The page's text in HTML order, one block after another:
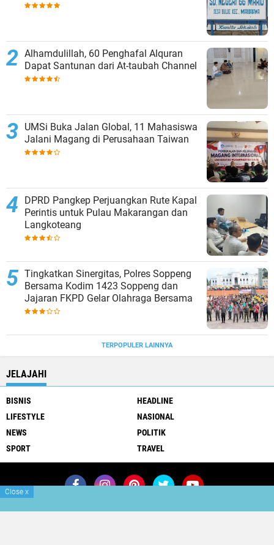
Alhamdulillah, 60 Penghafal Alquran
Dapat Santunan dari At-taubah Channel
UMSi Buka Jalan Global, 11 Mahasiswa
Jalani Magang di Perusahaan Taiwan
DPRD Pangkep Perjuangkan Rute Kapal
Perintis untuk Pulau Makarangan dan
Langkoteang
Tingkatkan Sinergitas, Polres Soppeng
Bersama Kodim 1423 Soppeng dan
Jajaran FKPD Gelar Olahraga Bersama
TERPOPULER LAINNYA
JELAJAHI
BISNIS
HEADLINE
LIFESTYLE
NASIONAL
NEWS
POLITIK
SPORT
TRAVEL
Join Now Redaksi
Info Iklan
Close x